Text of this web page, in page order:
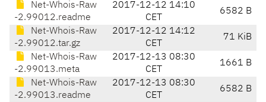
Net-Whois-Raw
-2.99012.readme
2017-12-12 14:10
CET
6582 B
Net-Whois-Raw
-2.99012.tar.gz
2017-12-12 14:12
CET
71 KiB
Net-Whois-Raw
-2.99013.meta
2017-12-13 08:30
CET
1661 B
Net-Whois-Raw
-2.99013.readme
2017-12-13 08:30
CET
6582 B